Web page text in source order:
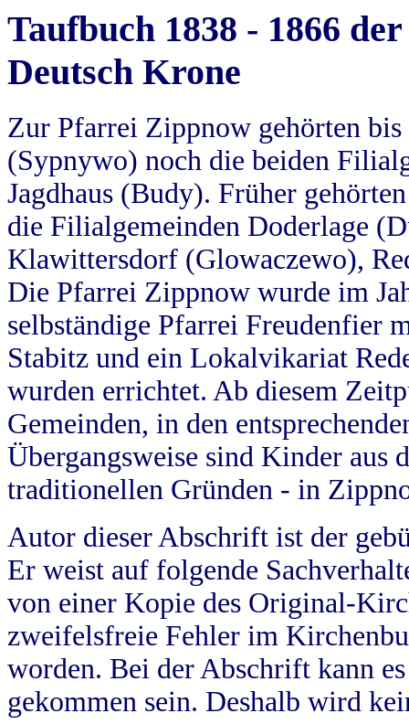
Taufbuch 1838 - 1866
Deutsch Krone
Zur Pfarrei Zippnow gehörten
(Sypnywo) noch die beiden
Jagdhaus (Budy). Früher
die Filialgemeinden Doderlage
Klawittersdorf (Glowaczewo),
Die Pfarrei Zippnow wurde im
selbständige Pfarrei Freudenfier
Stabitz und ein Lokalvikariat
wurden errichtet. Ab diesem
Gemeinden, in den
Übergangsweise sind Kinder aus
traditionellen Gründen - in
Autor dieser Abschrift ist der
Er weist auf folgende
von einer Kopie des Original-
zweifelsfreie Fehler im
worden. Bei der Abschrift kann
gekommen sein. Deshalb wird